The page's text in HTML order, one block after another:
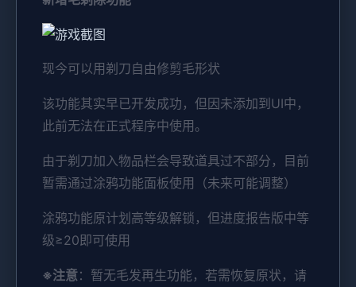
现今可以用剃刀自由修剪毛形状
该功能其实早已开发成功，但因未添加到UI中，
此前无法在正式程序中使用。
由于剃刀加入物品栏会导致道具过不部分，目前
暂需通过涂鸦功能面板使用（未来可能调整）
涂鸦功能原计划高等级解锁，但进度报告版中等
级≥20即可使用
※注意：暂无毛发再生功能，若需恢复原状，请